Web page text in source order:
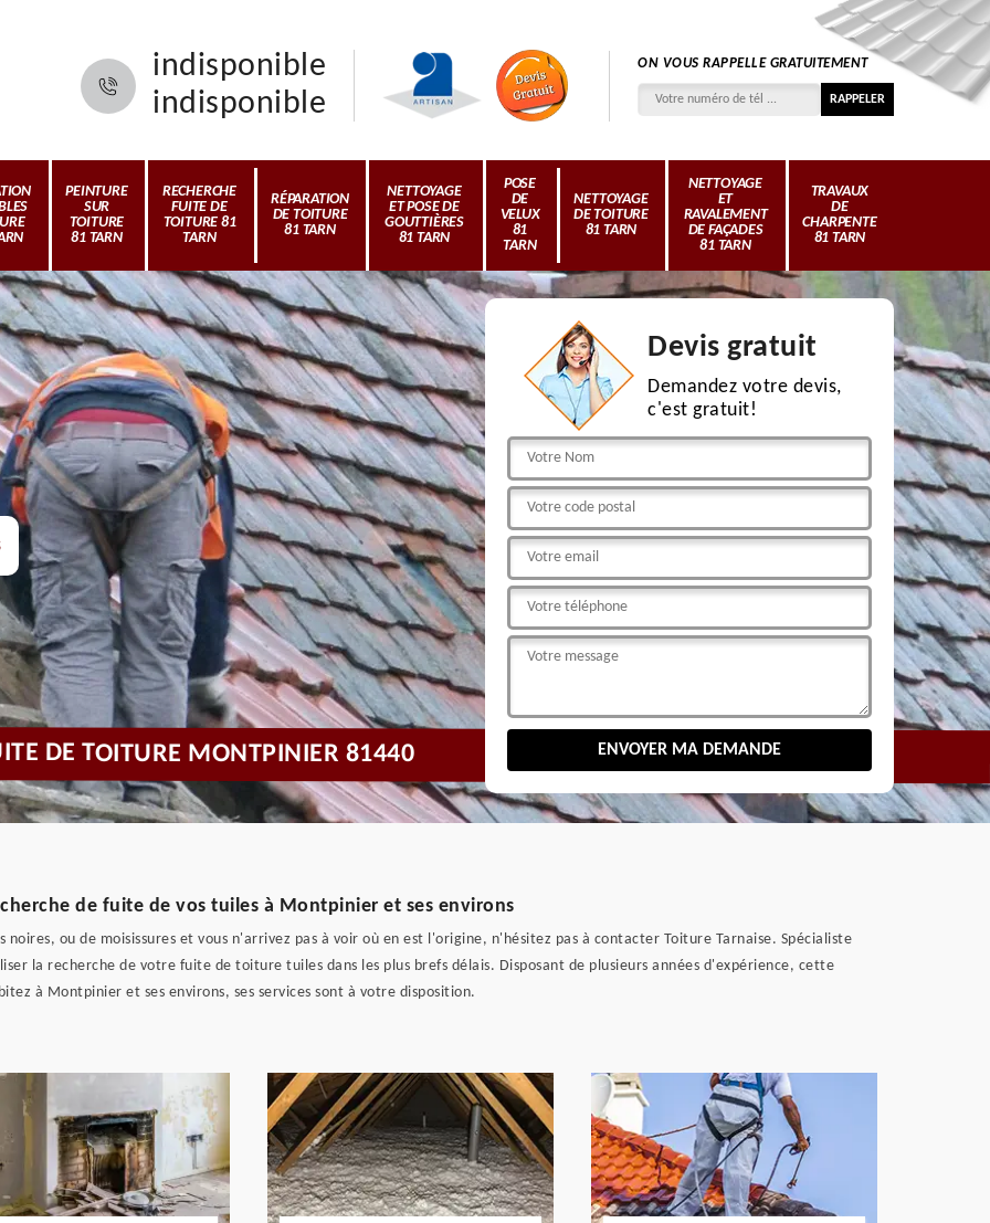
indisponible
indisponible
ON VOUS RAPPELLE GRATUITEMENT
PEINTURE
SUR
TOITURE
81 TARN
RECHERCHE
FUITE DE
TOITURE 81
TARN
RÉPARATION
DE TOITURE
81 TARN
NETTOYAGE
ET POSE DE
GOUTTIÈRES
81 TARN
POSE
DE
VELUX
81
TARN
NETTOYAGE
DE TOITURE
81 TARN
NETTOYAGE
ET
RAVALEMENT
DE FAÇADES
81 TARN
TRAVAUX
DE
CHARPENTE
81 TARN
Devis gratuit
Demandez votre devis,
c'est gratuit!
DE TOITURE MONTPINIER 81440
de fuite de vos tuiles à Montpinier et ses environs
ou de moisissures et vous n'arrivez pas à voir où en est l'origine, n'hésitez pas à contacter Toiture Tarnaise. Spécialiste
la recherche de votre fuite de toiture tuiles dans les plus brefs délais. Disposant de plusieurs années d'expérience, cette
à Montpinier et ses environs, ses services sont à votre disposition.